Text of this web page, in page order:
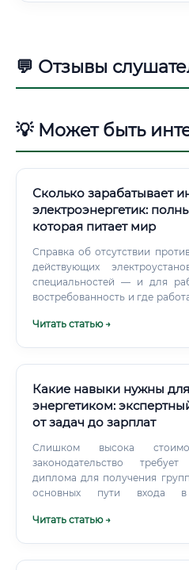
💬 Отзывы
💡 Может быть
Сколько зарабатывает
электроэнергетик:
которая питает мир
Справка об отсутствии
действующих
специальностей — и для
востребованность и где
Типичная траектория для
энергетик предприятия /
инженера.
Читать статью →
Какие навыки нужны
энергетиком:
от задач до зарплат
Слишком высока
законодательство
диплома для получения
основных пути входа в
образование (ВУЗ) и
Читать статью →